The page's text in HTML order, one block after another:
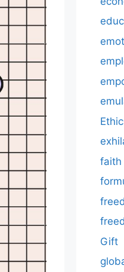
faith
Gift